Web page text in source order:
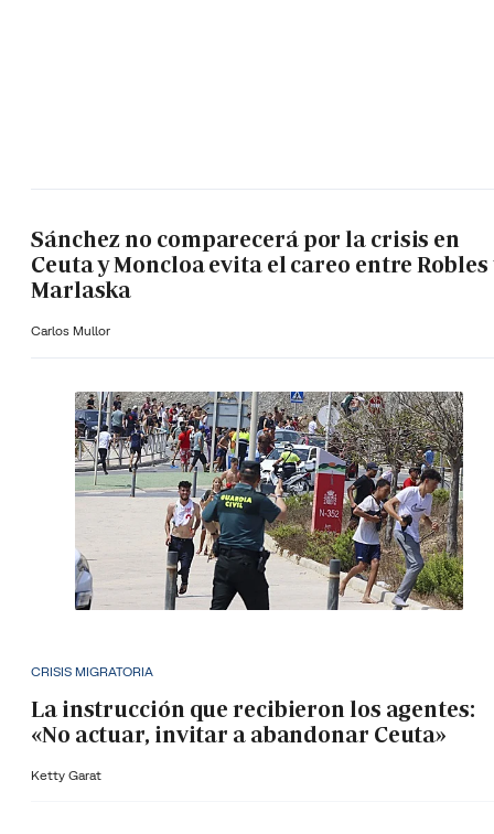
Sánchez no comparecerá por la crisis en
Ceuta y Moncloa evita el careo entre Robles
Marlaska
Carlos Mullor
CRISIS MIGRATORIA
La instrucción que recibieron los agentes:
«No actuar, invitar a abandonar Ceuta»
Ketty Garat